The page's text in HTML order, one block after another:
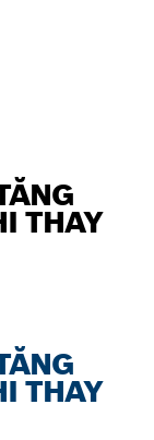
THAY
THAY